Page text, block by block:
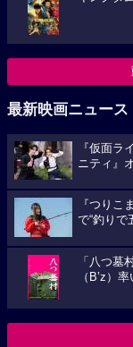
最新映画ニュース
『仮面ラ
ニティ』
『つりこ
で“釣りで
「八つ墓
（B’z）